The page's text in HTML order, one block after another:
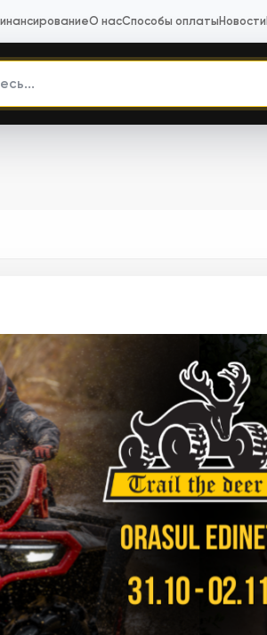
О насСпособы оплаты Новости